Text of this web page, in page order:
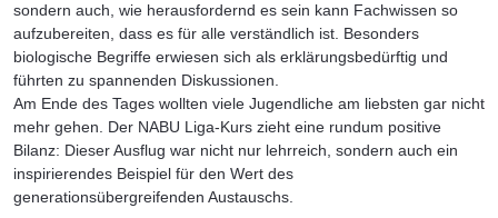
sondern auch, wie herausfordernd es sein kann Fachwissen so
aufzubereiten, dass es für alle verständlich ist. Besonders
biologische Begriffe erwiesen sich als erklärungsbedürftig und
führten zu spannenden Diskussionen.
Am Ende des Tages wollten viele Jugendliche am liebsten gar nicht
mehr gehen. Der NABU Liga-Kurs zieht eine rundum positive
Bilanz: Dieser Ausflug war nicht nur lehrreich, sondern auch ein
inspirierendes Beispiel für den Wert des
generationsübergreifenden Austauschs.